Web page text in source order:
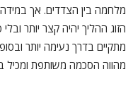
מלחמה בין הצדדים. אך במידה
הזוג ההליך יהיה קצר יותר
מתקיים בדרך נעימה יותר
מהווה הסכמה משותפת ומכיל